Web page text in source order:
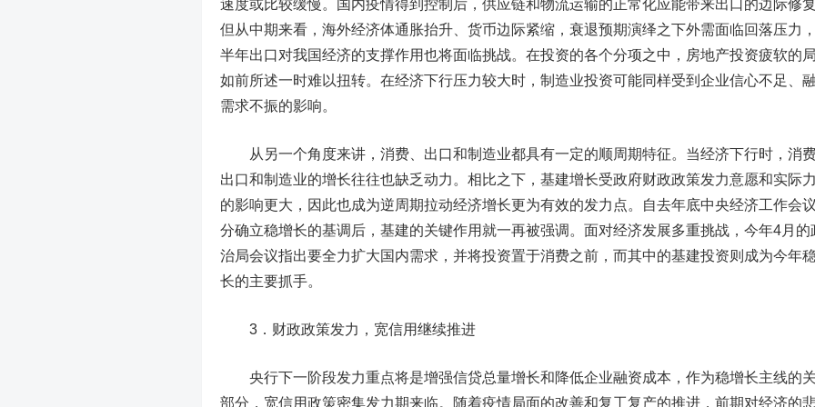
速度或比较缓慢。国内疫情得到控制后，供应链和物流运输的正常化应能带来出口的边际修
但从中期来看，海外经济体通胀抬升、货币边际紧缩，衰退预期演绎之下外需面临回落压力
半年出口对我国经济的支撑作用也将面临挑战。在投资的各个分项之中，房地产投资疲软的
如前所述一时难以扭转。在经济下行压力较大时，制造业投资可能同样受到企业信心不足、
需求不振的影响。
从另一个角度来讲，消费、出口和制造业都具有一定的顺周期特征。当经济下行时，消
出口和制造业的增长往往也缺乏动力。相比之下，基建增长受政府财政政策发力意愿和实际
的影响更大，因此也成为逆周期拉动经济增长更为有效的发力点。自去年底中央经济工作会
分确立稳增长的基调后，基建的关键作用就一再被强调。面对经济发展多重挑战，今年4月的
治局会议指出要全力扩大国内需求，并将投资置于消费之前，而其中的基建投资则成为今年
长的主要抓手。
3．财政政策发力，宽信用继续推进
央行下一阶段发力重点将是增强信贷总量增长和降低企业融资成本，作为稳增长主线的
部分，宽信用政策密集发力期来临。随着疫情局面的改善和复工复产的推进，前期对经济的